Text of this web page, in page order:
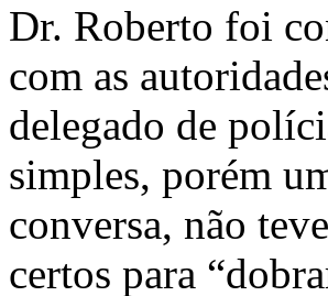
Dr. Roberto foi
com as
delegado de
simples, porém
conversa, não
certos para